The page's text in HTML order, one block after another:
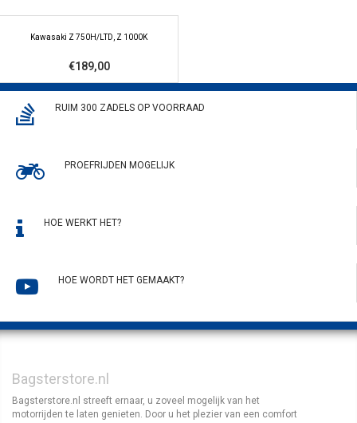
Kawasaki Z 750H/LTD, Z 1000K
€189,00
RUIM 300 ZADELS OP VOORRAAD
PROEFRIJDEN MOGELIJK
HOE WERKT HET?
HOE WORDT HET GEMAAKT?
Bagsterstore.nl
Bagsterstore.nl streeft ernaar, u zoveel mogelijk van het
motorrijden te laten genieten. Door u het plezier van een comfort